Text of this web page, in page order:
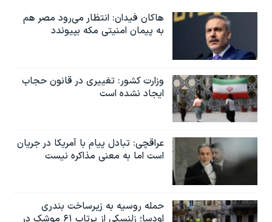
هاکان فیدان: انتظار می‌رود مصر هم
به پیمان امنیتی مکه بپیوندد
وزارت کشور: تغییری در قانون حجاب
ایجاد نشده است
عراقچی: تبادل پیام با آمریکا در جریان
است اما به معنی مذاکره نیست
حمله روسیه به زیرساخت بندری
اودسا؛ زلنسکی از پرتاب ۶۱ موشک در